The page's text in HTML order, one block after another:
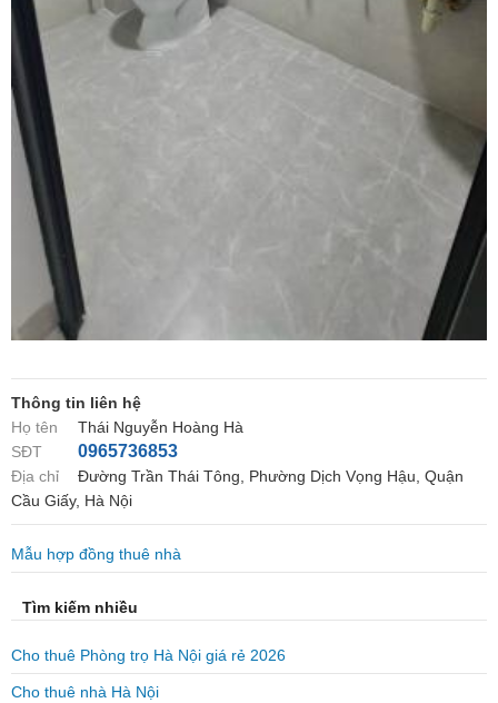
Thông tin liên hệ
Họ tên
Thái Nguyễn Hoàng Hà
SĐT
0965736853
Địa chỉ
Đường Trần Thái Tông, Phường Dịch Vọng Hậu, Quận
Cầu Giấy, Hà Nội
Mẫu hợp đồng thuê nhà
Tìm kiếm nhiều
Cho thuê Phòng trọ Hà Nội giá rẻ 2026
Cho thuê nhà Hà Nội